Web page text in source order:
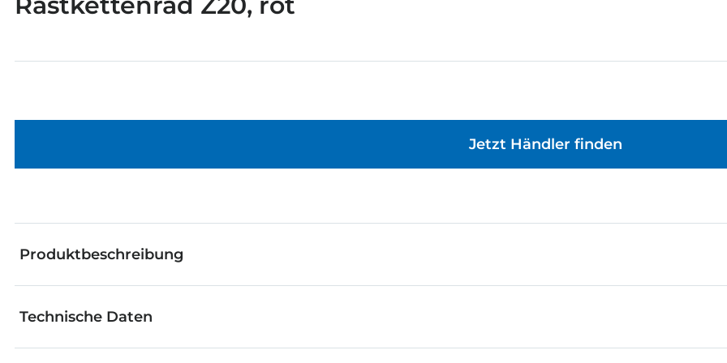
Jetzt Händler finden
Produktbeschreibung
werden. Vom genialen Grundbaustein bis zum raffinierten Technik-Detail sind alle Bausteine und
Technische Daten